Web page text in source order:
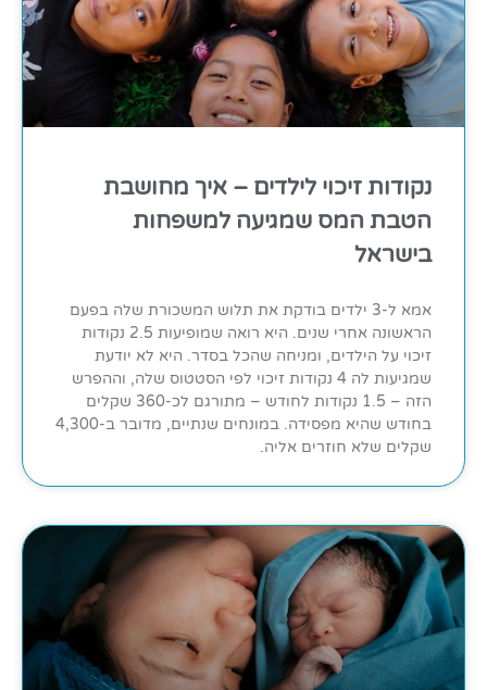
נקודות זיכוי לילדים – איך מחושבת
הטבת המס שמגיעה למשפחות
בישראל
אמא ל-3 ילדים בודקת את תלוש המשכורת שלה בפעם
הראשונה אחרי שנים. היא רואה שמופיעות 2.5 נקודות
זיכוי על הילדים, ומניחה שהכל בסדר. היא לא יודעת
שמגיעות לה 4 נקודות זיכוי לפי הסטטוס שלה, וההפרש
הזה – 1.5 נקודות לחודש – מתורגם לכ-360 שקלים
בחודש שהיא מפסידה. במונחים שנתיים, מדובר ב-4,300
שקלים שלא חוזרים אליה.